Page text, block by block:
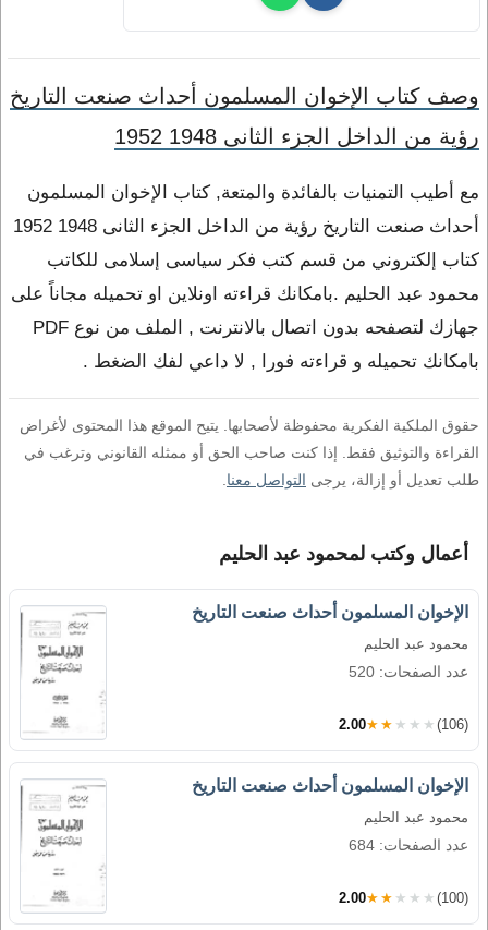
وصف كتاب الإخوان المسلمون أحداث صنعت التاريخ
رؤية من الداخل الجزء الثانى 1948 1952
مع أطيب التمنيات بالفائدة والمتعة, كتاب الإخوان المسلمون
أحداث صنعت التاريخ رؤية من الداخل الجزء الثانى 1948 1952
كتاب إلكتروني من قسم كتب فكر سياسى إسلامى للكاتب
محمود عبد الحليم .بامكانك قراءته اونلاين او تحميله مجاناً على
جهازك لتصفحه بدون اتصال بالانترنت , الملف من نوع PDF
بامكانك تحميله و قراءته فورا , لا داعي لفك الضغط .
حقوق الملكية الفكرية محفوظة لأصحابها. يتيح الموقع هذا المحتوى لأغراض
القراءة والتوثيق فقط. إذا كنت صاحب الحق أو ممثله القانوني وترغب في
طلب تعديل أو إزالة، يرجى التواصل معنا
أعمال وكتب لمحمود عبد الحليم
الإخوان المسلمون أحداث صنعت التاريخ
محمود عبد الحليم
عدد الصفحات: 520
2.00★★★★★ (106)
الإخوان المسلمون أحداث صنعت التاريخ
محمود عبد الحليم
عدد الصفحات: 684
2.00★★★★★ (100)